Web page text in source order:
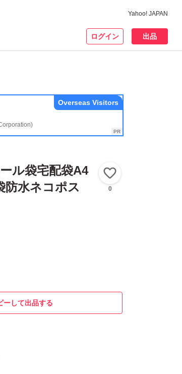
Yahoo! JAPAN
ログイン 出品
Overseas Visitors
ル袋宅配袋A4
防水ネコポス
0
ーして出品する